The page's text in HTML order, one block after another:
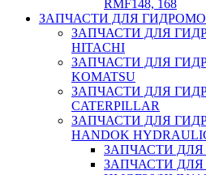
RMF148, 168
ЗАПЧАСТИ ДЛЯ
ЗАПЧАСТИ ДЛЯ
HITACHI
ЗАПЧАСТИ ДЛЯ
KOMATSU
ЗАПЧАСТИ ДЛЯ
CATERPILLAR
ЗАПЧАСТИ ДЛЯ
HANDOK
ЗАПЧАСТИ ДЛЯ
ЗАПЧАСТИ